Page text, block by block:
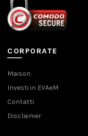
CORPORATE
Maison
Investi in EVAeM
Contatti
Disclaimer